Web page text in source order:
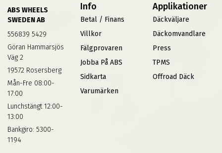
ABS WHEELS
SWEDEN AB
556839 5429
Göran Hammarsjös
Väg 2
19572 Rosersberg
Mån-Fre 08:00-
17:00
Lunchstängt 12:00-
13:00
Bankgiro: 5300-
1194
Info
Betal / Finans
Villkor
Fälgprovaren
Jobba På ABS
Sidkarta
Varumärken
Applikationer
Däckväljare
Däckomvandlare
Press
TPMS
Offroad Däck